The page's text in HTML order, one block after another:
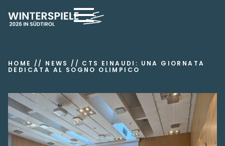
HOME // NEWS // CTS EINAUDI: UNA GIORNATA
DEDICATA AL SOGNO OLIMPICO